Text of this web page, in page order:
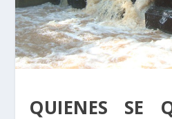
QUIENES SE